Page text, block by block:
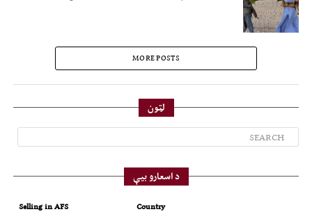
MORE POSTS
لټون
د اسعارو بیې
Country
Selling in AFS